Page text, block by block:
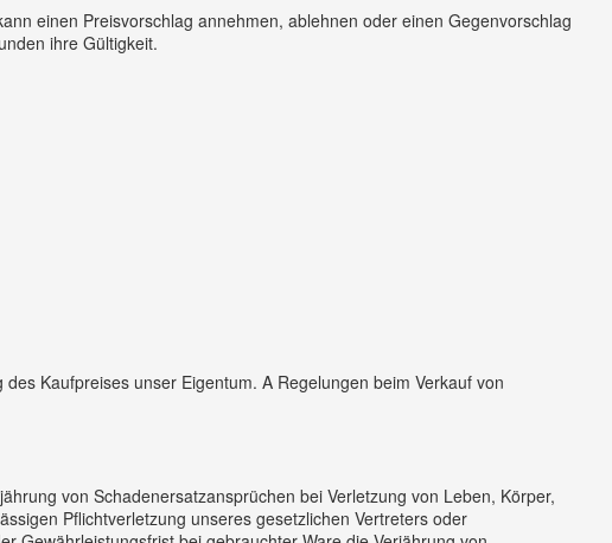
einen Preisvorschlag annehmen, ablehnen oder einen Gegenvorschlag
ihre Gültigkeit.
Kaufpreises unser Eigentum. A Regelungen beim Verkauf von
von Schadenersatzansprüchen bei Verletzung von Leben, Körper,
Pflichtverletzung unseres gesetzlichen Vertreters oder